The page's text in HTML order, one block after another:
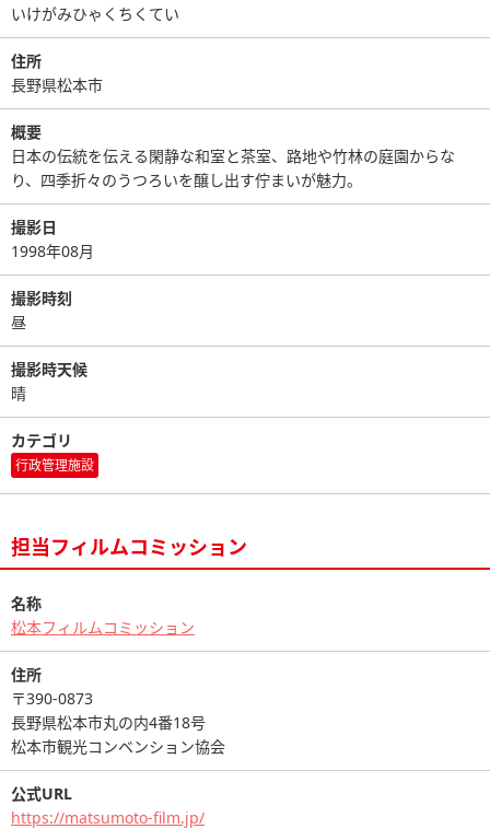
いけがみひゃくちくてい
住所
長野県松本市
概要
日本の伝統を伝える閑静な和室と茶室、路地や竹林の庭園からな
り、四季折々のうつろいを醸し出す佇まいが魅力。
撮影日
1998年08月
撮影時刻
昼
撮影時天候
晴
カテゴリ
行政管理施設
担当フィルムコミッション
名称
松本フィルムコミッション
住所
〒390-0873
長野県松本市丸の内4番18号
松本市観光コンベンション協会
公式URL
https://matsumoto-film.jp/